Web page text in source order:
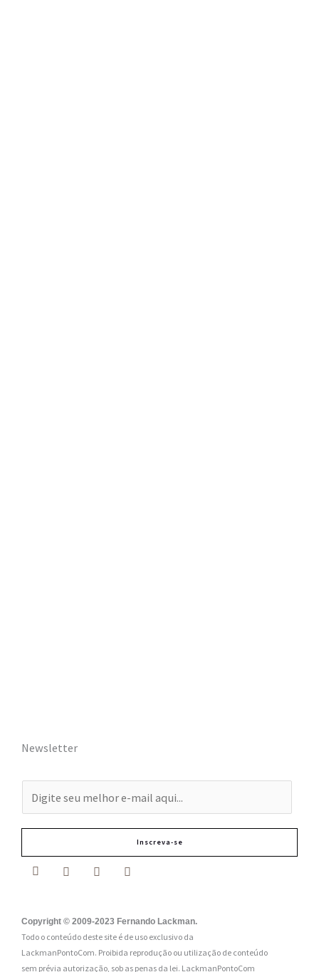
Newsletter
-
a
:
*
Inscreva-se
Copyright © 2009-2023 Fernando Lackman.
Todo o conteúdo deste site é de uso exclusivo da
LackmanPontoCom. Proibida reprodução ou utilização de conteúdo
sem prévia autorização, sob as penas da lei. LackmanPontoCom